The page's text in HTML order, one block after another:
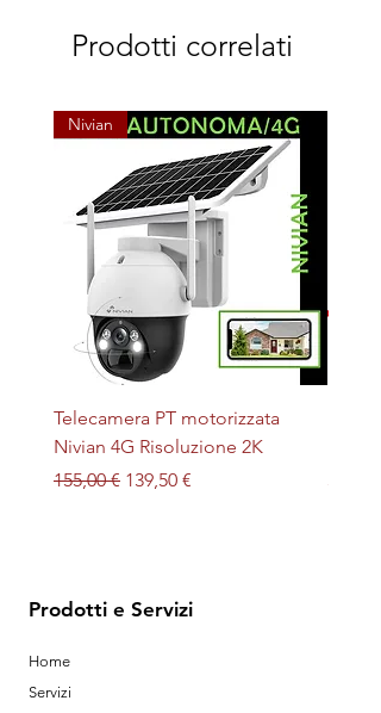
Prodotti correlati
Nivian
Telecamera PT motorizzata
Nivian 4G Risoluzione 2K
Prezzo regolare
155,00 € Prezzo scontato
139,50 €
Prodotti e Servizi
Home
Servizi